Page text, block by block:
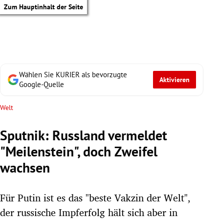
Zum Hauptinhalt der Seite
Wählen Sie KURIER als bevorzugte
Google-Quelle
Aktivieren
Welt
Sputnik: Russland vermeldet
"Meilenstein", doch Zweifel
wachsen
Für Putin ist es das "beste Vakzin der Welt",
der russische Impferfolg hält sich aber in